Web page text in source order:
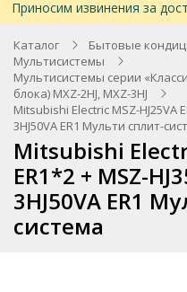
Приносим извинения за
Каталог
Бытовые
Мультисистемы
Мультисистемы серии
блока) MXZ-2HJ, MXZ-3HJ
Mitsubishi Electric MSZ-HJ25VA
3HJ50VA ER1 Мульти сплит-
Mitsubishi
ER1*2 + MSZ-
3HJ50VA ER1
система